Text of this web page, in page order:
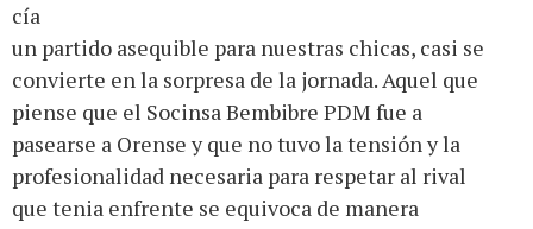
cía
un partido asequible para nuestras chicas, casi se
convierte en la sorpresa de la jornada. Aquel que
piense que el Socinsa Bembibre PDM fue a
pasearse a Orense y que no tuvo la tensión y la
profesionalidad necesaria para respetar al rival
que tenia enfrente se equivoca de manera